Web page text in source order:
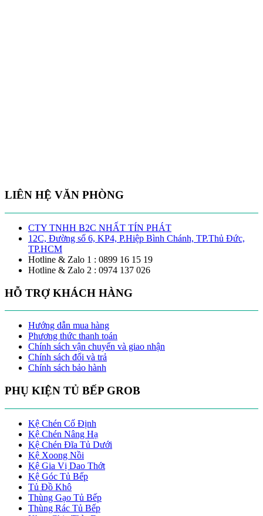
LIÊN HỆ VĂN PHÒNG
CTY TNHH B2C NHẤT TÍN PHÁT
12C, Đường số 6, KP4, P.Hiệp Bình Chánh, TP.Thủ Đức,
TP.HCM
Hotline & Zalo 1 : 0899 16 15 19
Hotline & Zalo 2 : 0974 137 026
HỖ TRỢ KHÁCH HÀNG
Hướng dẫn mua hàng
Phương thức thanh toán
Chính sách vận chuyển và giao nhận
Chính sách đổi và trả
Chính sách bảo hành
PHỤ KIỆN TỦ BẾP GROB
Kệ Chén Cố Định
Kệ Chén Nâng Hạ
Kệ Chén Đĩa Tủ Dưới
Kệ Xoong Nồi
Kệ Gia Vị Dao Thớt
Kệ Góc Tủ Bếp
Tủ Đồ Khô
Thùng Gạo Tủ Bếp
Thùng Rác Tủ Bếp